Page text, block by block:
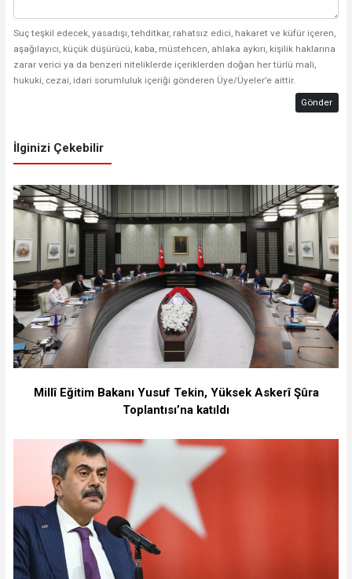
Suç teşkil edecek, yasadışı, tehditkar, rahatsız edici, hakaret ve küfür içeren,
aşağılayıcı, küçük düşürücü, kaba, müstehcen, ahlaka aykırı, kişilik haklarına
zarar verici ya da benzeri niteliklerde içeriklerden doğan her türlü mali,
hukuki, cezai, idari sorumluluk içeriği gönderen Üye/Üyeler’e aittir.
Gönder
İlginizi Çekebilir
Millî Eğitim Bakanı Yusuf Tekin, Yüksek Askerî Şûra
Toplantısı’na katıldı